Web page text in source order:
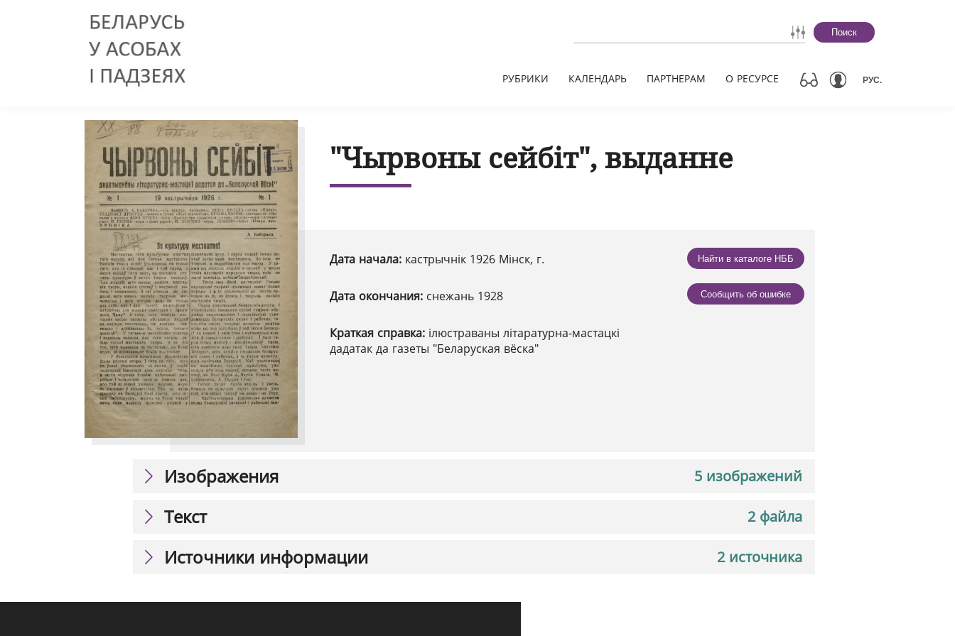
Поиск
РУБРИКИ КАЛЕНДАРЬ ПАРТНЕРАМ О РЕСУРСЕ РУС.
"Чырвоны сейбіт", выданне
Дата начала: кастрычнік 1926 Мінск, г.
Дата окончания: снежань 1928
Краткая справка: ілюстраваны літаратурна-мастацкі
дадатак да газеты "Беларуская вёска"
Найти в каталоге НББ
Сообщить об ошибке
5 изображений
Изображения
2 файла
Текст
2 источника
Источники информации